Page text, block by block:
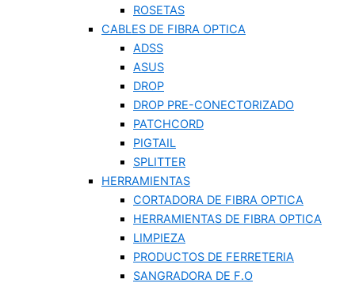
ROSETAS
CABLES DE FIBRA OPTICA
ADSS
ASUS
DROP
DROP PRE-CONECTORIZADO
PATCHCORD
PIGTAIL
SPLITTER
HERRAMIENTAS
CORTADORA DE FIBRA OPTICA
HERRAMIENTAS DE FIBRA OPTICA
LIMPIEZA
PRODUCTOS DE FERRETERIA
SANGRADORA DE F.O